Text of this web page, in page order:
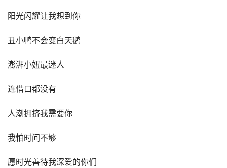
阳光闪耀让我想到你
丑小鸭不会变白天鹅
澎湃小妞最迷人
连借口都没有
人潮拥挤我需要你
我怕时间不够
愿时光善待我深爱的你们